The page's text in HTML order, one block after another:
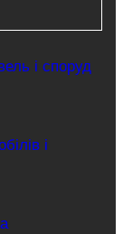
і споруд
і